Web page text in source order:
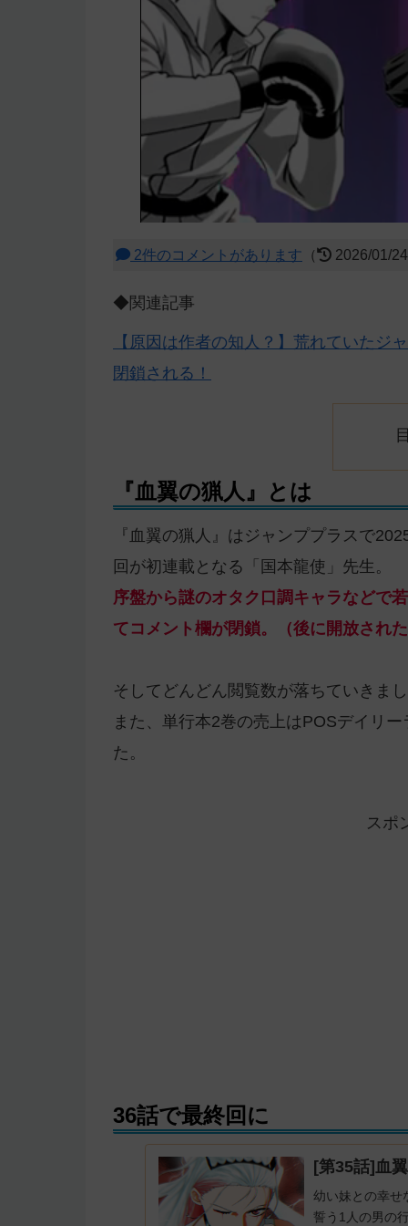
2件のコメントがあります （ 2026/01/
◆関連記事
【原因は作者の知人？】荒れていたジ
閉鎖される！
『血翼の猟人』とは
『血翼の猟人』はジャンププラスで
回が初連載となる「国本龍使」先生。
序盤から謎のオタク口調キャラなどで
てコメント欄が閉鎖。（後に開放され
そしてどんどん閲覧数が落ちていきま
また、単行本2巻の売上はPOSデイリ
た。
スポ
36話で最終回に
[第35話]血
幼い妹との幸せ
誓う1人の男の